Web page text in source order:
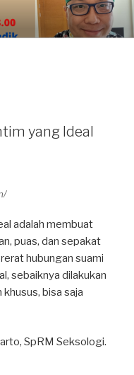
yang Ideal
adalah membuat
puas, dan sepakat
hubungan suami
sebaiknya dilakukan
bisa saja
SpRM Seksologi.